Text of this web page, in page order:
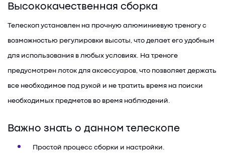
Высококачественная сборка
Телескоп установлен на прочную алюминиевую треногу с
возможностью регулировки высоты, что делает его удобным
для использования в любых условиях. На треноге
предусмотрен лоток для аксессуаров, что позволяет держать
все необходимое под рукой и не тратить время на поиски
необходимых предметов во время наблюдений.
Важно знать о данном телескопе
Простой процесс сборки и настройки.